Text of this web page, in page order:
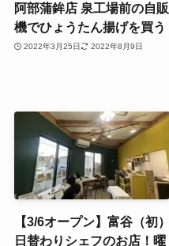
阿部蒲鉾店 泉工場前の自販
機でひょうたん揚げを買う
2022年3月25日 2022年8月9日
【3/6オープン】富谷（初）
日替わりシェフのお店！曜